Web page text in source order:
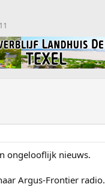
ongelooflijk nieuws.
Argus-Frontier radio.